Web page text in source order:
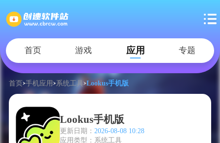
首页 游戏 应用 专题
首页 手机应用 系统工具 Lookus手机版
Lookus手机版
更新日期： 2026-08-08 10:28
应用类型：系统工具